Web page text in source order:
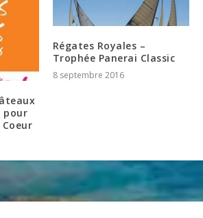
pour
Régates Royales –
Trophée Panerai Classic
8 septembre 2016